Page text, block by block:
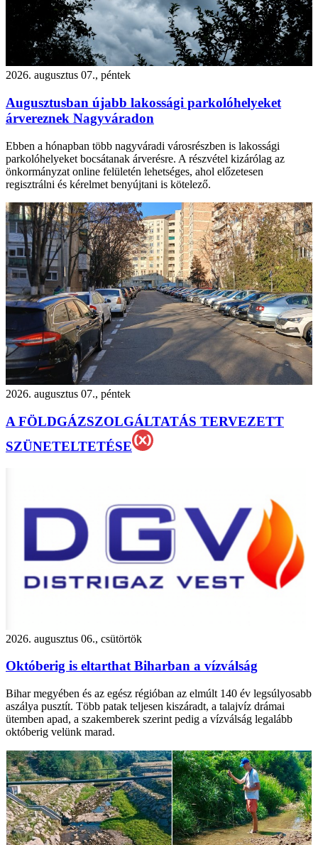
2026. augusztus 07., péntek
Augusztusban újabb lakossági parkolóhelyeket
árvereznek Nagyváradon
Ebben a hónapban több nagyváradi városrészben is lakossági
parkolóhelyeket bocsátanak árverésre. A részvétel kizárólag az
önkormányzat online felületén lehetséges, ahol előzetesen
regisztrálni és kérelmet benyújtani is kötelező.
2026. augusztus 07., péntek
A FÖLDGÁZSZOLGÁLTATÁS TERVEZETT
SZÜNETELTETÉSE
2026. augusztus 06., csütörtök
Októberig is eltarthat Biharban a vízválság
Bihar megyében és az egész régióban az elmúlt 140 év legsúlyosabb
aszálya pusztít. Több patak teljesen kiszáradt, a talajvíz drámai
ütemben apad, a szakemberek szerint pedig a vízválság legalább
októberig velünk marad.